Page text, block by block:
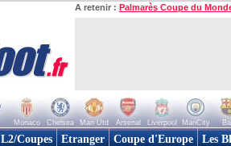
A retenir : Palmarès Coupe du
Monaco Chelsea Man Utd Arsenal Liverpool ManCity
L2/Coupes Etranger Coupe d'Europe Les